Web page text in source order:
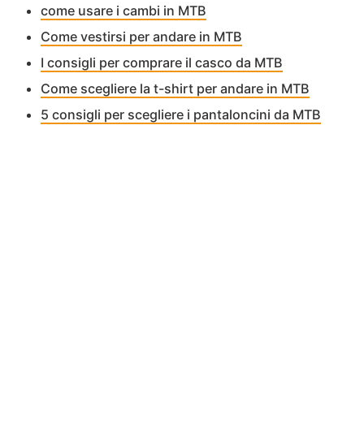
come usare i cambi in MTB
Come vestirsi per andare in MTB
I consigli per comprare il casco da MTB
Come scegliere la t-shirt per andare in MTB
5 consigli per scegliere i pantaloncini da MTB